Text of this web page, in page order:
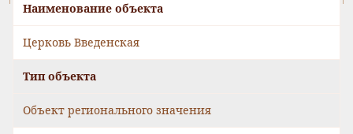
Наименование объекта
Церковь Введенская
Тип объекта
Объект регионального значения